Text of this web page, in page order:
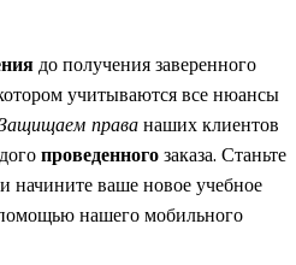
до получения заверенного
учитываются все нюансы
праванаших клиентов
проведенногозаказа. Станьте
и начините ваше новое учебное
нашего мобильного